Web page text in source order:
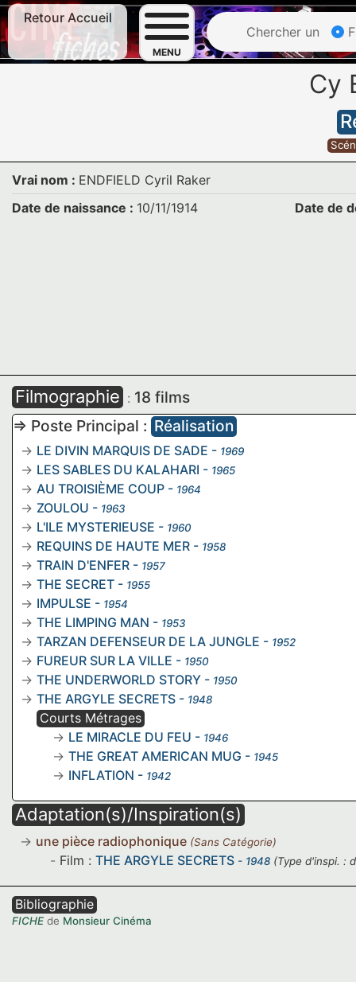
Retour Accueil
MENU
Chercher un
Cy
Vrai nom : ENDFIELD Cyril Raker
Date de naissance : 10/11/1914 Date de
Filmographie : 18 films
=> Poste Principal : Réalisation
LE DIVIN MARQUIS DE SADE - 1969
LES SABLES DU KALAHARI - 1965
AU TROISIÈME COUP - 1964
ZOULOU - 1963
L'ILE MYSTERIEUSE - 1960
REQUINS DE HAUTE MER - 1958
TRAIN D'ENFER - 1957
THE SECRET - 1955
IMPULSE - 1954
THE LIMPING MAN - 1953
TARZAN DEFENSEUR DE LA JUNGLE - 1952
FUREUR SUR LA VILLE - 1950
THE UNDERWORLD STORY - 1950
THE ARGYLE SECRETS - 1948
Courts Métrages
LE MIRACLE DU FEU - 1946
THE GREAT AMERICAN MUG - 1945
INFLATION - 1942
Adaptation(s)/Inspiration(s)
une pièce radiophonique (Sans Catégorie)
Film : THE ARGYLE SECRETS - 1948 (Type d'inspi. :
Bibliographie
FICHE de Monsieur Cinéma